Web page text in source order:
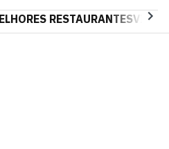
RESTAURANTES